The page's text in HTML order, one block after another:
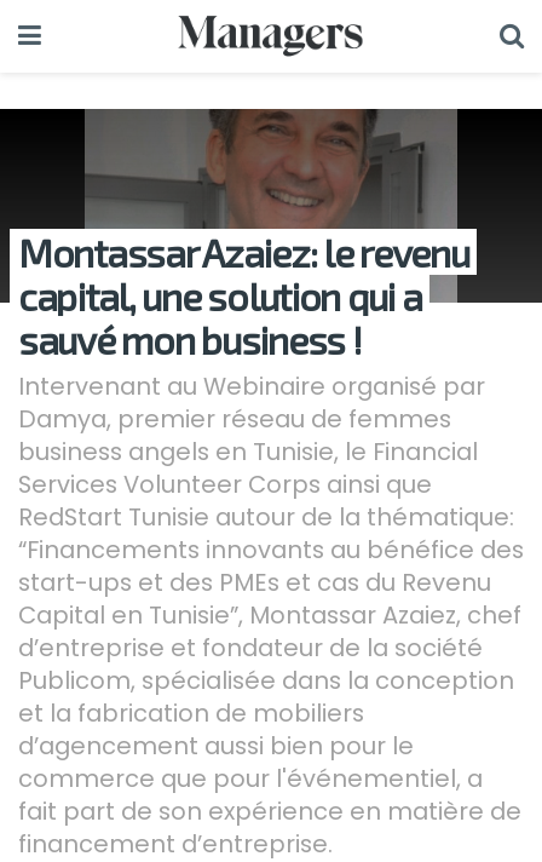
Montassar Azaiez: le revenu
capital, une solution qui a
sauvé mon business !
Intervenant au Webinaire organisé par
Damya, premier réseau de femmes
business angels en Tunisie, le Financial
Services Volunteer Corps ainsi que
RedStart Tunisie autour de la thématique:
“Financements innovants au bénéfice des
start-ups et des PMEs et cas du Revenu
Capital en Tunisie”, Montassar Azaiez, chef
d’entreprise et fondateur de la société
Publicom, spécialisée dans la conception
et la fabrication de mobiliers
d’agencement aussi bien pour le
commerce que pour l'événementiel, a
fait part de son expérience en matière de
financement d’entreprise.